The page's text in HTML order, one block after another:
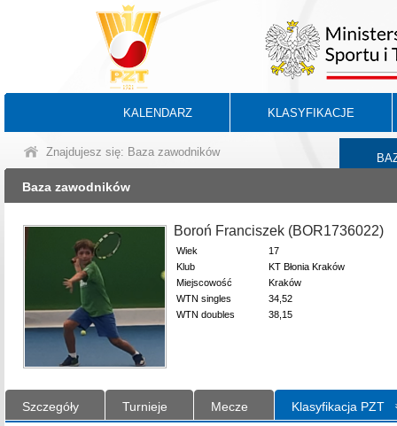
KALENDARZ KLASYFIKACJE
Znajdujesz się: Baza zawodników
Baza zawodników
Boroń Franciszek (BOR1736022)
Wiek
17
Klub
KT Błonia Kraków
Miejscowość
Kraków
WTN singles
34,52
WTN doubles
38,15
Szczegóły Turnieje Mecze Klasyfikacja PZT